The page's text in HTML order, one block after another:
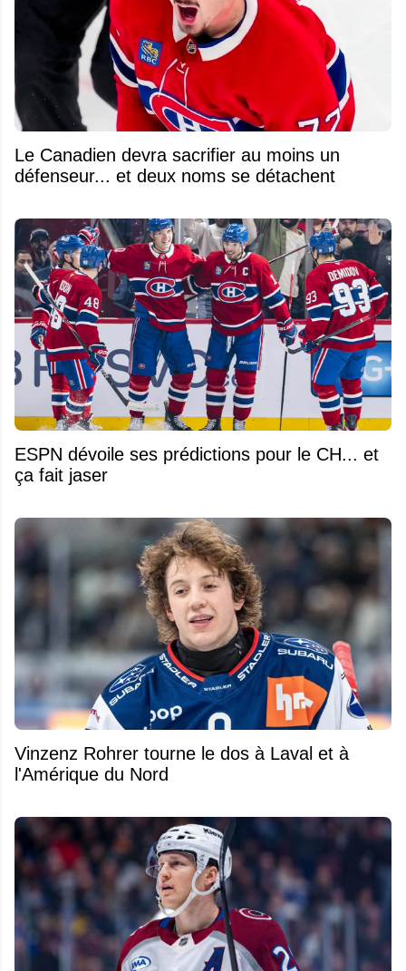
Le Canadien devra sacrifier au moins un
défenseur... et deux noms se détachent
ESPN dévoile ses prédictions pour le CH... et
ça fait jaser
Vinzenz Rohrer tourne le dos à Laval et à
l'Amérique du Nord